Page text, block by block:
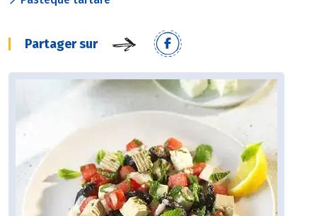
Partager sur